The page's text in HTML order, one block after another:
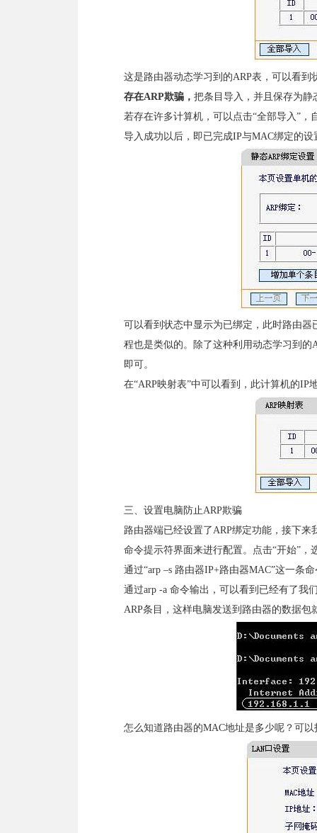
这是路由器动态学习到的ARP表，可以看到
存在ARP欺骗， 把条目导入，并且保存为静
若存在许多计算机，可以点击“全部导入”
导入成功以后，即已完成IP与MAC绑定的设
可以看到状态中显示为已绑定，此时路由
程也是类似的。除了这种利用动态学习到
即可。
在“ARP映射表”中可以看到，此计算机的
三、设置电脑防止ARP欺骗
路由器端已经设置了ARP绑定功能，接下来
命令提示符界面来进行配置。点击“开始”，
通过“arp –s 路由器IP+路由器MAC”这一条
通过arp -a 命令输出，可以看到已经有了我
ARP条目，这样电脑发送到路由器的数据包
怎么知道路由器的MAC地址是多少呢？可